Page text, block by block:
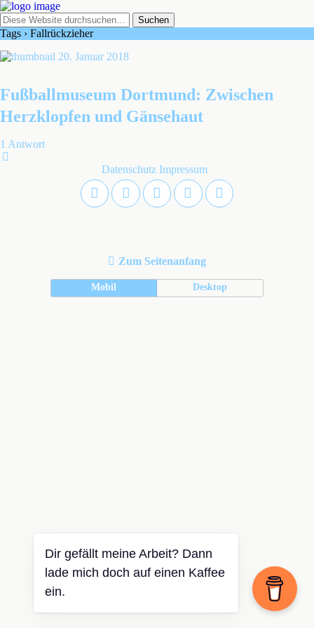
Tags › Fallrückzieher
20. Januar 2018
Fußballmuseum Dortmund: Zwischen
Herzklopfen und Gänsehaut
1 Antwort
Datenschutz Impressum
Zum Seitenanfang
Mobil Desktop
Dir gefällt meine Arbeit? Dann
lade mich doch auf einen Kaffee
ein.